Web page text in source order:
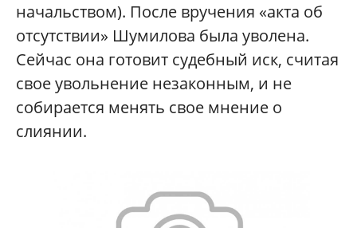
начальством). После вручения «акта об
отсутствии» Шумилова была уволена.
Сейчас она готовит судебный иск, считая
свое увольнение незаконным, и не
собирается менять свое мнение о
слиянии.